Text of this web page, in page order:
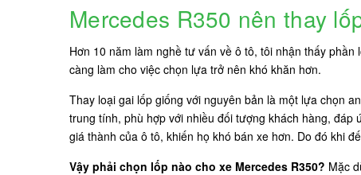
Mercedes R350 nên thay
Hơn 10 năm làm nghề tư vấn về ô tô, tôi nhận thấy
càng làm cho việc chọn lựa trở nên khó khăn hơn.
Thay loại gai lốp giống với nguyên bản là một lựa chọn
trung tính, phù hợp với nhiều đối tượng khách hàng,
giá thành của ô tô, khiến họ khó bán xe hơn. Do đó khi
Vậy phải chọn lốp nào cho xe Mercedes R350? Mặc